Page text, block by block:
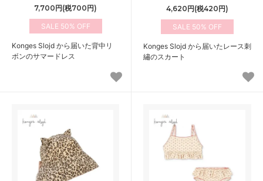
7,700円(税700円)
50%
Konges Slojd から届いた背中リ
ボンのサマードレス
4,620円(税420円)
50%
Konges Slojd から届いたレース刺
繡のスカート